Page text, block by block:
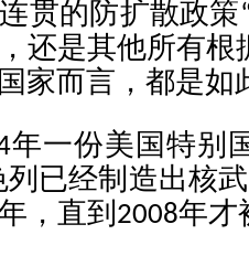
贯的防扩散政策
还是其他所有根
家而言，都是如
年⼀份美国特别
列已经制造出核
，直到2008年